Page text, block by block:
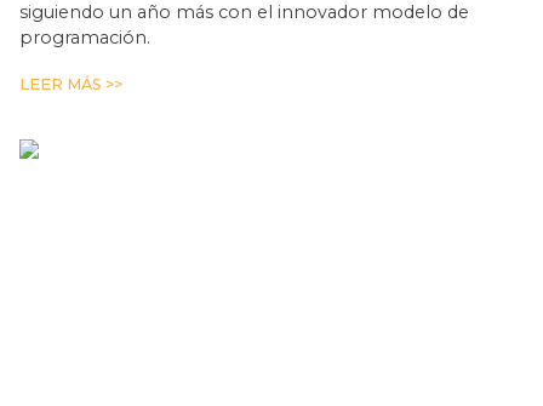
siguiendo un año más con el innovador modelo de
programación.
LEER MÁS >>